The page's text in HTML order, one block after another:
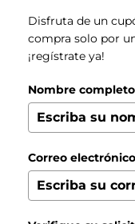
Disfruta de un
compra solo por
¡regístrate ya!
Nombre completo
Correo electrónico